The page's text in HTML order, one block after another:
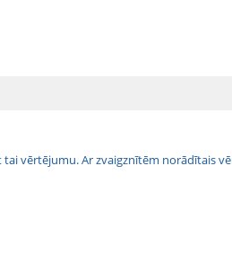
vērtējumu. Ar zvaigznītēm norādītais